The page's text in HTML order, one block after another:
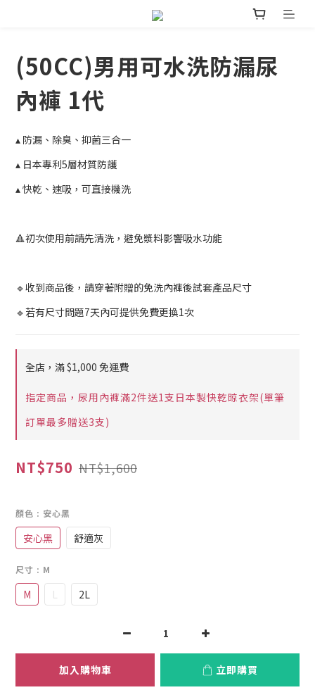
(50CC)男用可水洗防漏尿
內褲 1代
▴ 防漏、除臭、抑菌三合一
▴ 日本專利5層材質防護
▴ 快乾、速吸，可直接機洗
🔺初次使用前請先清洗，避免漿料影響吸水功能
🔹收到商品後，請穿著附贈的免洗內褲後試套產品尺寸
🔹若有尺寸問題7天內可提供免費更換1次
全店，滿 $1,000 免運費
指定商品，尿用內褲滿2件送1支日本製快乾晾衣架(單筆
訂單最多贈送3支)
NT$750 NT$1,600
顏色 : 安心黑
安心黑 舒適灰
尺寸 : M
M L 2L
加入購物車 立即購買